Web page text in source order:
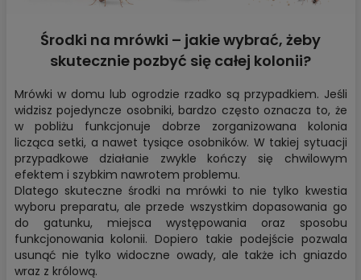
Środki na mrówki – jakie wybrać, żeby
skutecznie pozbyć się całej kolonii?
Mrówki w domu lub ogrodzie rzadko są przypadkiem. Jeśli
widzisz pojedyncze osobniki, bardzo często oznacza to, że
w pobliżu funkcjonuje dobrze zorganizowana kolonia
licząca setki, a nawet tysiące osobników. W takiej sytuacji
przypadkowe działanie zwykle kończy się chwilowym
efektem i szybkim nawrotem problemu.
Dlatego skuteczne środki na mrówki to nie tylko kwestia
wyboru preparatu, ale przede wszystkim dopasowania go
do gatunku, miejsca występowania oraz sposobu
funkcjonowania kolonii. Dopiero takie podejście pozwala
usunąć nie tylko widoczne owady, ale także ich gniazdo
wraz z królową.